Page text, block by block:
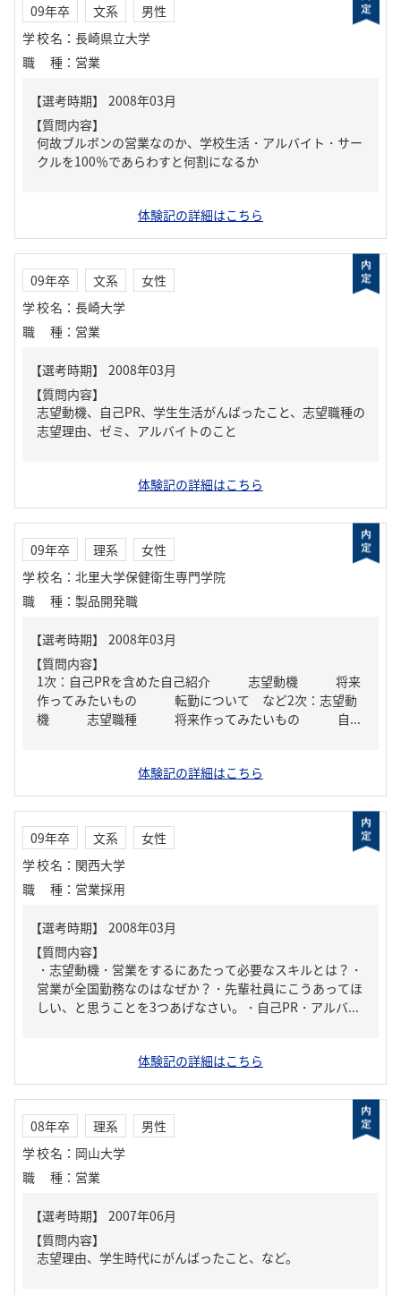
09年卒 文系
男性
学校名 ： 長崎県立大学
職種 ： 営業
【質問内容】
何故ブルボンの営業なのか、学校生活・アルバイト・サー
クルを100％であらわすと何割になるか
体験記の詳細はこちら
09年卒 文系
女性
学校名 ： 長崎大学
職種 ： 営業
【質問内容】
志望動機、自己PR、学生生活がんばったこと、志望職種の
志望理由、ゼミ、アルバイトのこと
体験記の詳細はこちら
09年卒 理系
女性
学校名 ： 北里大学保健衛生専門学院
職種 ： 製品開発職
【質問内容】
1次：自己PRを含めた自己紹介 志望動機 将来
作ってみたいもの 転勤について など2次：志望動
機 志望職種 将来作ってみたいもの 自...
体験記の詳細はこちら
09年卒 文系
女性
学校名 ： 関西大学
職種 ： 営業採用
【質問内容】
・志望動機・営業をするにあたって必要なスキルとは？・
営業が全国勤務なのはなぜか？・先輩社員にこうあってほ
しい、と思うことを3つあげなさい。・自己PR・アルバ...
体験記の詳細はこちら
08年卒 理系
男性
学校名 ： 岡山大学
職種 ： 営業
【質問内容】
志望理由、学生時代にがんばったこと、など。